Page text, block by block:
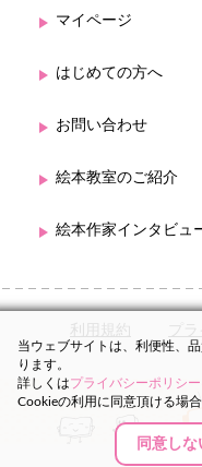
マイページ
はじめての方へ
お問い合わせ
絵本教室のご紹介
絵本作家インタビュ
利用規約 プ
当ウェブサイトは、利便性、
ります。
詳しくはプライバシーポリシー
Cookieの利用に同意頂ける場
同意しな